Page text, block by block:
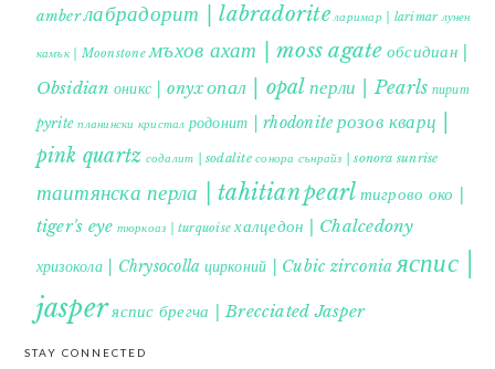
amberлабрадорит | labradorite ларимар | larimar лунен
камък | Moonstone мъхов ахат | moss agate обсидиан |
Obsidian оникс | onyxопал | opal перли | Pearls пирит |
pyrite планински кристал родонит | rhodonite розов кварц |
pink quartz содалит | sodalite сонора сънрайз | sonora sunrise
таитянска перла | tahitian pearl тигрово око |
tiger's eye тюркоаз | turquoise халцедон | Chalcedony
хризокола | Chrysocolla цирконий | Cubic zirconia яспис |
jasperяспис брегча | Brecciated Jasper
STAY CONNECTED